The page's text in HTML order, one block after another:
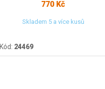
770 Kč
Skladem 5 a více kusů
Kód: 24469